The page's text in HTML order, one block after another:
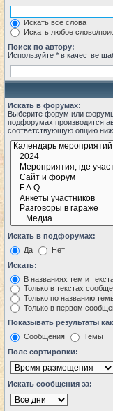
Искать все слова
Искать любое слово/
Поиск по автору:
Используйте * в качестве
Искать в форумах:
Выберите форум или
подфорумах производится
соответствующую опцию
Искать в подфорумах:
Да
Нет
Искать:
В названиях тем и
Только в текстах
Только по названию
Только в первом
Показывать результаты
Сообщения
Темы
Поле сортировки:
Искать сообщения за: